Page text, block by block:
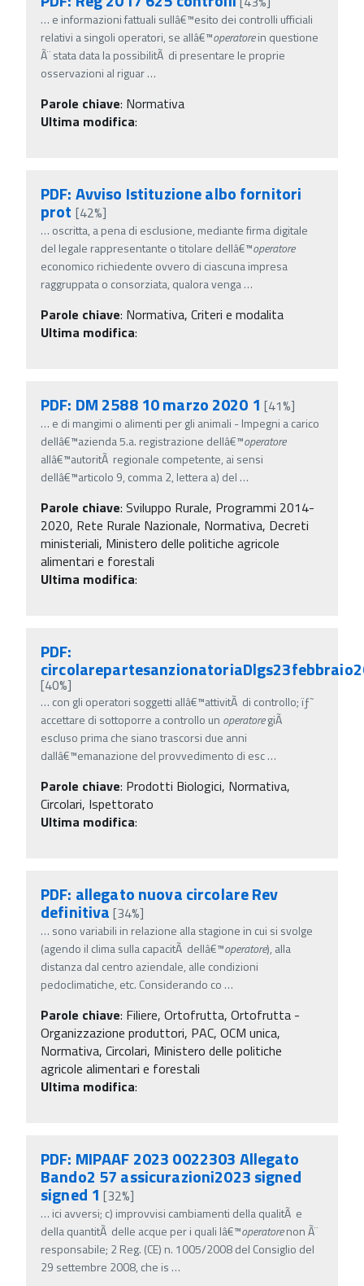
… e informazioni fattuali sullâ€™esito dei controlli ufficiali
relativi a singoli operatori, se allâ€™operatorein questione
Ã¨ stata data la possibilitÃ di presentare le proprie
osservazioni al riguar…
Parole chiave: Normativa
Ultima modifica:
PDF: Avviso Istituzione albo fornitori
prot [42%]
… oscritta, a pena di esclusione, mediante firma digitale
del legale rappresentante o titolare dellâ€™operatore
economico richiedente ovvero di ciascuna impresa
raggruppata o consorziata, qualora venga…
Parole chiave: Normativa, Criteri e modalita
Ultima modifica:
PDF: DM 2588 10 marzo 2020 1[41%]
… e di mangimi o alimenti per gli animali - Impegni a carico
dellâ€™azienda 5.a. registrazione dellâ€™operatore
allâ€™autoritÃ regionale competente, ai sensi
dellâ€™articolo 9, comma 2, lettera a) del …
Parole chiave: Sviluppo Rurale, Programmi 2014-
2020, Rete Rurale Nazionale, Normativa, Decreti
ministeriali, Ministero delle politiche agricole
alimentari e forestali
Ultima modifica:
PDF:
[40%]
… con gli operatori soggetti allâ€™attivitÃ di controllo; ïƒ˜
accettare di sottoporre a controllo un operatoregiÃ
escluso prima che siano trascorsi due anni
dallâ€™emanazione del provvedimento di esc…
Parole chiave: Prodotti Biologici, Normativa,
Circolari, Ispettorato
Ultima modifica:
PDF: allegato nuova circolare Rev
definitiva [34%]
… sono variabili in relazione alla stagione in cui si svolge
(agendo il clima sulla capacitÃ dellâ€™operatore), alla
distanza dal centro aziendale, alle condizioni
pedoclimatiche, etc. Considerando co …
Parole chiave: Filiere, Ortofrutta, Ortofrutta -
Organizzazione produttori, PAC, OCM unica,
Normativa, Circolari, Ministero delle politiche
agricole alimentari e forestali
Ultima modifica:
PDF: MIPAAF 2023 0022303 Allegato
Bando2 57 assicurazioni2023 signed
signed 1[32%]
… ici avversi; c) improvvisi cambiamenti della qualitÃ e
della quantitÃ delle acque per i quali lâ€™operatorenon Ã¨
responsabile; 2 Reg. (CE) n. 1005/2008 del Consiglio del
29 settembre 2008, che is …